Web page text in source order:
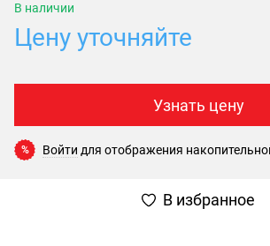
В наличии
Цену уточняйте
Узнать цену
% Войти для отображения
В избранное